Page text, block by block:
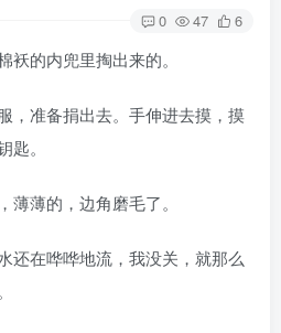
0 47 6
的内兜里掏出来的。
准备捐出去。手伸进去摸，摸
。
薄的，边角磨毛了。
在哗哗地流，我没关，就那么